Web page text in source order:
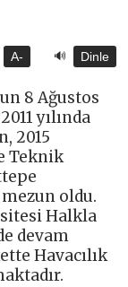
A- 🔊 Dinle
8 Ağustos
yılında
2015
Teknik
oldu.
Halkla
devam
Havacılık